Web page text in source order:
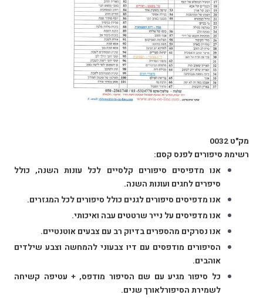
מק"ט 0032
רשימת סיפורים לפנס קסם:
אנו מדפיסים סיפורים קלסיים לכל עונות השנה, כולל
סיפרים לחגים ועונות השנה.
אנו מדפיסים סיפורים לגנים כולל סיפורים לכל המגזרים.
אנו מדפיסים על נייר שרטטים עבה ואיכותי.
אנו נסרקים מהספרים בדיוק רב עם צבעים אוטנטיים.
הסיפורים מודפסים עם דיו צבעוני להמחשה וצבע שילדים
אוהבים.
כל סיפור מגיע עם שם הסיפור מודפס, + עטיפה קשיחה
לשמירת הסיפורלאורך שנים.